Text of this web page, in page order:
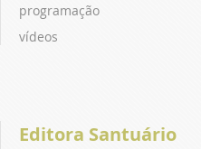
programação
vídeos
Editora Santuário